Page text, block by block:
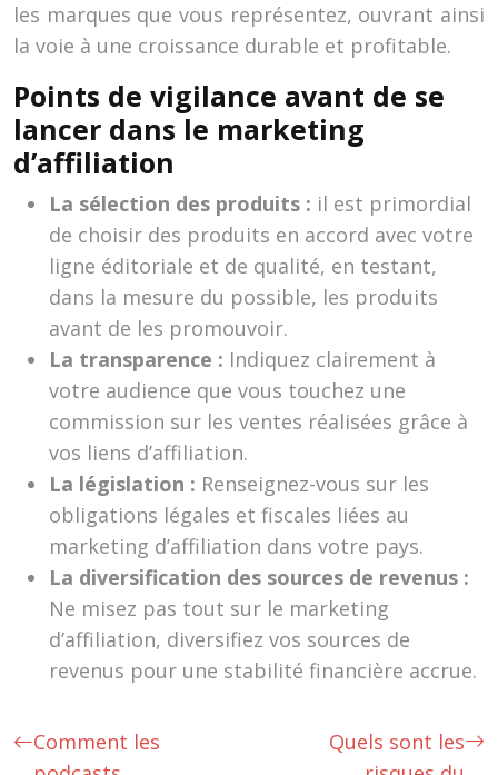
les marques que vous représentez, ouvrant ainsi
la voie à une croissance durable et profitable.
Points de vigilance avant de se
lancer dans le marketing
d’affiliation
La sélection des produits : il est primordial
de choisir des produits en accord avec votre
ligne éditoriale et de qualité, en testant,
dans la mesure du possible, les produits
avant de les promouvoir.
La transparence : Indiquez clairement à
votre audience que vous touchez une
commission sur les ventes réalisées grâce à
vos liens d’affiliation.
La législation : Renseignez-vous sur les
obligations légales et fiscales liées au
marketing d’affiliation dans votre pays.
La diversification des sources de revenus :
Ne misez pas tout sur le marketing
d’affiliation, diversifiez vos sources de
revenus pour une stabilité financière accrue.
Comment les
Quels sont les